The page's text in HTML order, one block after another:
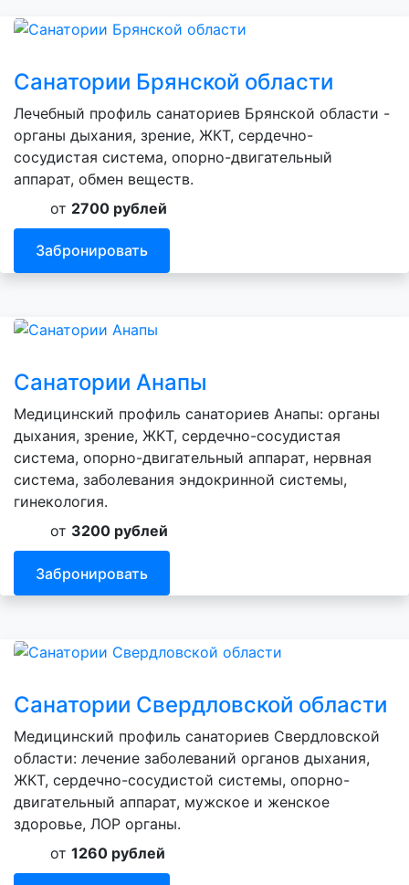
Санатории Брянской области
Лечебный профиль санаториев Брянской области -
органы дыхания, зрение, ЖКТ, сердечно-
сосудистая система, опорно-двигательный
аппарат, обмен веществ.
от 2700 рублей
Забронировать
Санатории Анапы
Медицинский профиль санаториев Анапы: органы
дыхания, зрение, ЖКТ, сердечно-сосудистая
система, опорно-двигательный аппарат, нервная
система, заболевания эндокринной системы,
гинекология.
от 3200 рублей
Забронировать
Санатории Свердловской области
Медицинский профиль санаториев Свердловской
области: лечение заболеваний органов дыхания,
ЖКТ, сердечно-сосудистой системы, опорно-
двигательный аппарат, мужское и женское
здоровье, ЛОР органы.
от 1260 рублей